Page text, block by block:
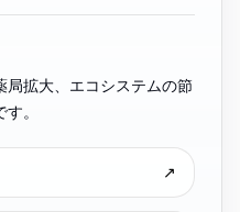
拡大、エコシステムの節
。
↗